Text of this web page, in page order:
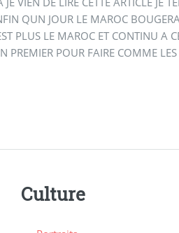
QUN JOUR LE MAROC
PLUS LE MAROC ET CONTINU A
PREMIER POUR FAIRE COMME
Culture